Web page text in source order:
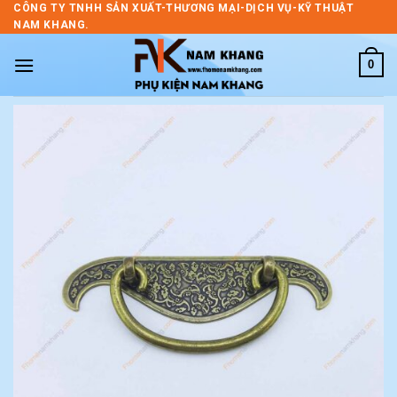
Skip
to
CÔNG TY TNHH SẢN XUẤT-THƯƠNG MẠI-DỊCH VỤ-KỸ THUẬT
NAM KHANG.
0